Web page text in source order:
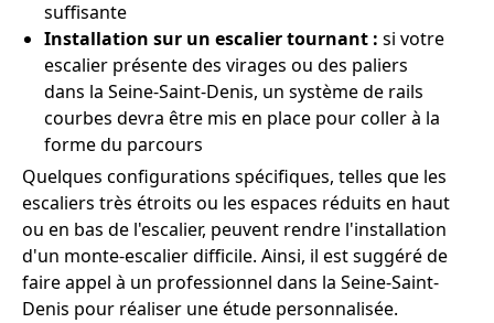
suffisante
Installation sur un escalier tournant : si votre
escalier présente des virages ou des paliers
dans la Seine-Saint-Denis, un système de rails
courbes devra être mis en place pour coller à la
forme du parcours
Quelques configurations spécifiques, telles que les
escaliers très étroits ou les espaces réduits en haut
ou en bas de l'escalier, peuvent rendre l'installation
d'un monte-escalier difficile. Ainsi, il est suggéré de
faire appel à un professionnel dans la Seine-Saint-
Denis pour réaliser une étude personnalisée.